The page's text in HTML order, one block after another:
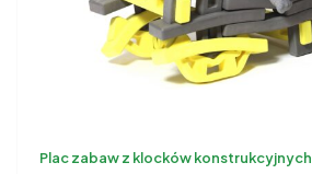
Plac zabaw z klocków konstrukcyjnych